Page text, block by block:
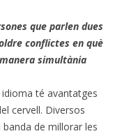
que parlen dues
conflictes en què
simultània
idioma té avantatges
cervell. Diversos
de millorar les